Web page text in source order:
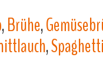
,Brühe,
,